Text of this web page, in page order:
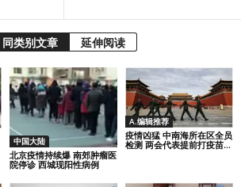
同类别文章 延伸阅读
中国大陆
北京疫情持续爆 南郊肿瘤医
院停诊 西城现阳性病例
A.编辑推荐
疫情凶猛 中南海所在区全员
检测 两会代表提前打疫苗...